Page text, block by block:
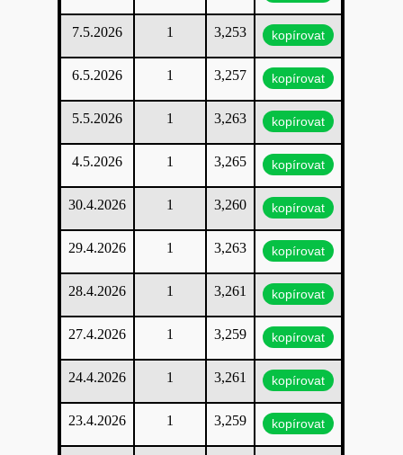
7.5.2026 1 3,253 kopírovat
6.5.2026 1 3,257 kopírovat
5.5.2026 1 3,263 kopírovat
4.5.2026 1 3,265 kopírovat
30.4.2026 1 3,260 kopírovat
29.4.2026 1 3,263 kopírovat
28.4.2026 1 3,261 kopírovat
27.4.2026 1 3,259 kopírovat
24.4.2026 1 3,261 kopírovat
23.4.2026 1 3,259 kopírovat